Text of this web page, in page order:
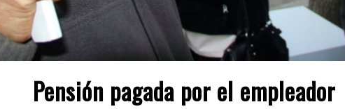
Pensión pagada por el empleador